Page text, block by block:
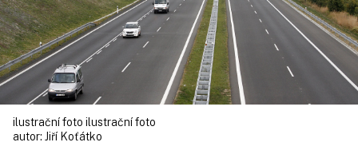
ilustrační foto ilustrační foto
autor: Jiří Koťátko